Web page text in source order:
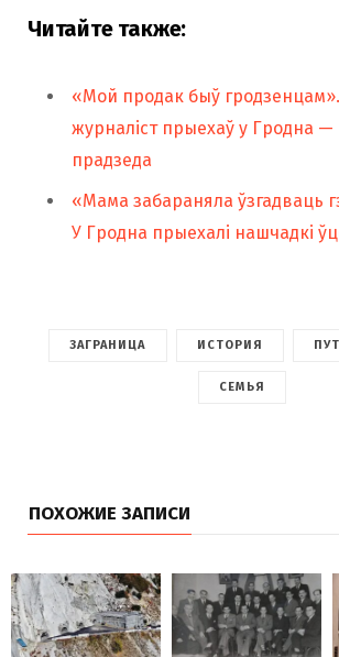
Читайте также:
«Мой продак быў гродзенцам».
журналіст прыехаў у Гродна —
прадзеда
«Мама забараняла ўзгадваць
У Гродна прыехалі нашчадкі
ЗАГРАНИЦА ИСТОРИЯ
СЕМЬЯ
ПОХОЖИЕ ЗАПИСИ